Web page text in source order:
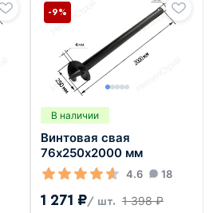
В наличии
Винтовая свая
76х250х2000 мм
4.6 18
1 271 ₽/ шт. 1 398 ₽
-9%